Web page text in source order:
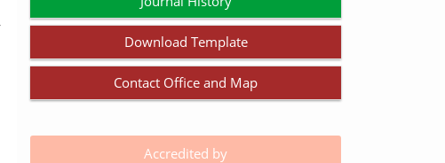
Download Template
Contact Office and Map
Accredited by